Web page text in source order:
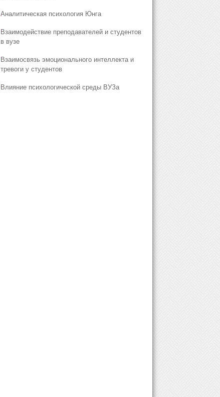
Аналитическая психология Юнга
Взаимодействие преподавателей и студентов
в вузе
Взаимосвязь эмоционального интеллекта и
тревоги у студентов
Влияние психологической среды ВУЗа